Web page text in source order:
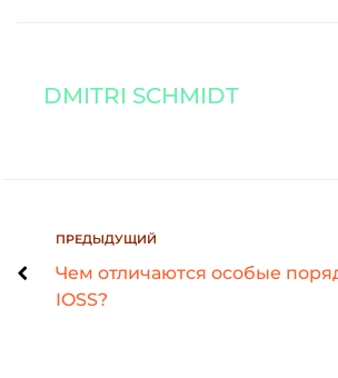
DMITRI SCHMIDT
ПРЕДЫДУЩИЙ
Чем отличаются особые
IOSS?